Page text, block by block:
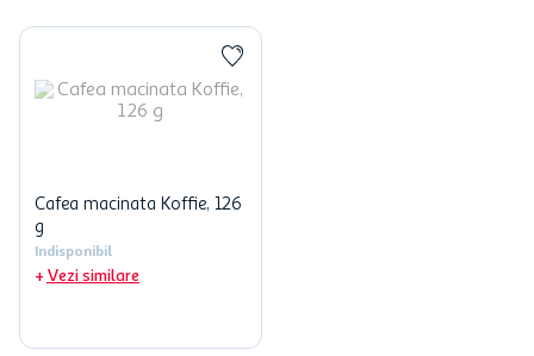
Cafea macinata Koffie, 126
g
Indisponibil
Vezi similare